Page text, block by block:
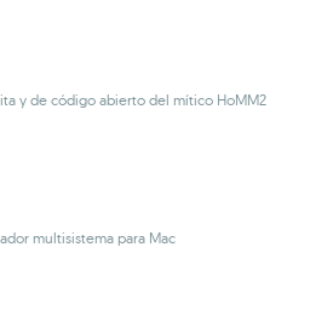
y de código abierto del mítico HoMM2
multisistema para Mac